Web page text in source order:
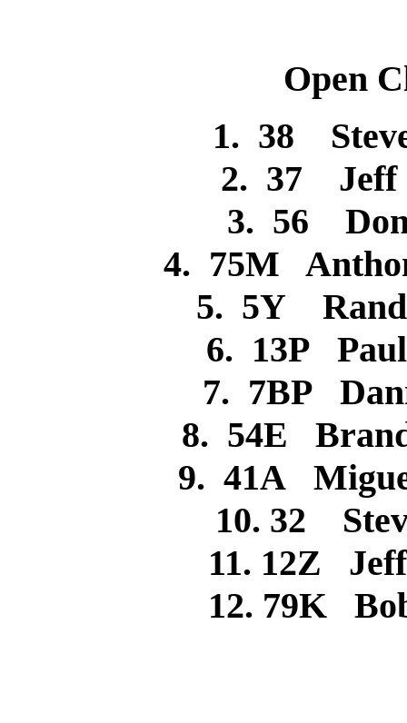
Open
1. 38
2. 37
3. 56
4. 75M
5. 5Y
6. 13P
7. 7BP
8. 54E
9. 41A
10. 32
11. 12Z
12. 79K